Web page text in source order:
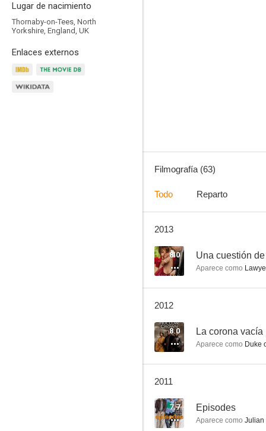
Lugar de nacimiento
Thornaby-on-Tees, North
Yorkshire, England, UK
Enlaces externos
7.3
Filmografía (63)
Todo Reparto
2013
8.0 Una cuestión
Aparece como
2012
8.0 La corona vacía
Aparece como Duke
2011
7.7 Episodes
Aparece como Julian